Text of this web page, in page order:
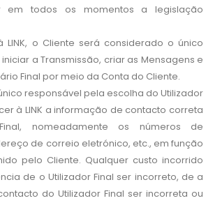
em todos os momentos a legislação
LINK, o Cliente será considerado o único
a Transmissão, criar as Mensagens e
Final por meio da Conta do Cliente.
responsável pela escolha do Utilizador
à LINK a informação de contacto correta
nomeadamente os números de
de correio eletrónico, etc., em função
pelo Cliente. Qualquer custo incorrido
de o Utilizador Final ser incorreto, de a
do Utilizador Final ser incorreta ou